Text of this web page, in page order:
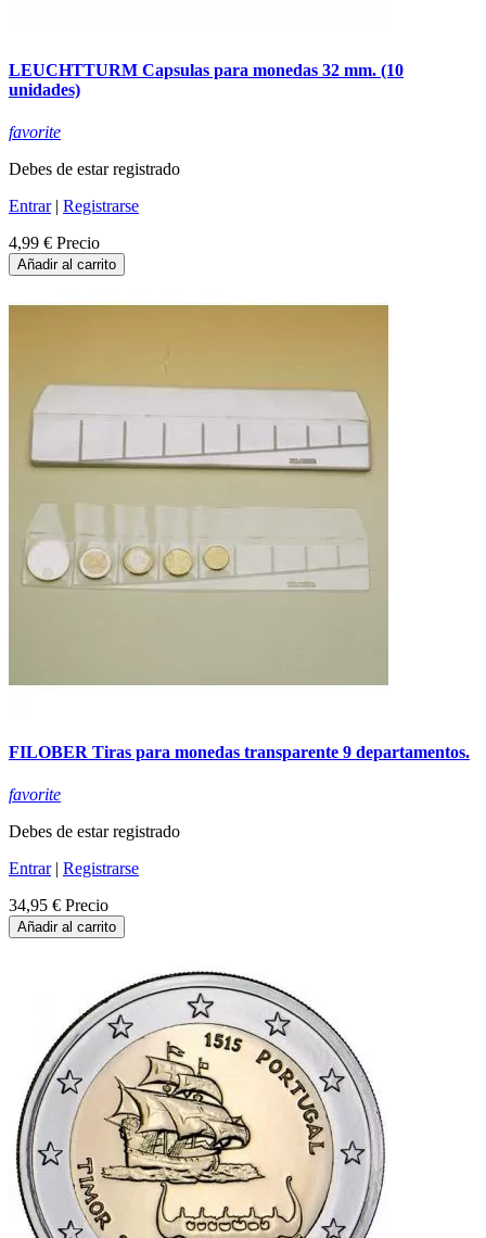
LEUCHTTURM Capsulas para monedas 32 mm. (10
unidades)
favorite
Debes de estar registrado
Entrar| Registrarse
4,99 € Precio
Añadir al carrito
FILOBER Tiras para monedas transparente 9 departamentos.
favorite
Debes de estar registrado
Entrar| Registrarse
34,95 € Precio
Añadir al carrito